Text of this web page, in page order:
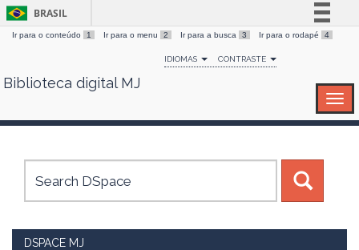
Skip
BRASIL
Simplifique!
Comunica BR
Canais
Ir para o conteúdo 1 Ir para o menu 2 Ir para a busca 3 Ir para o rodapé 4
IDIOMAS CONTRASTE
Biblioteca digital MJ
DSPACE MJ